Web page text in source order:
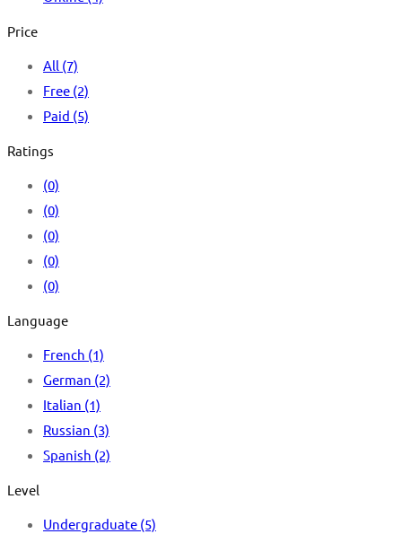
Price
All (7)
Free (2)
Paid (5)
Ratings
(0)
(0)
(0)
(0)
(0)
Language
French (1)
German (2)
Italian (1)
Russian (3)
Spanish (2)
Level
Undergraduate (5)